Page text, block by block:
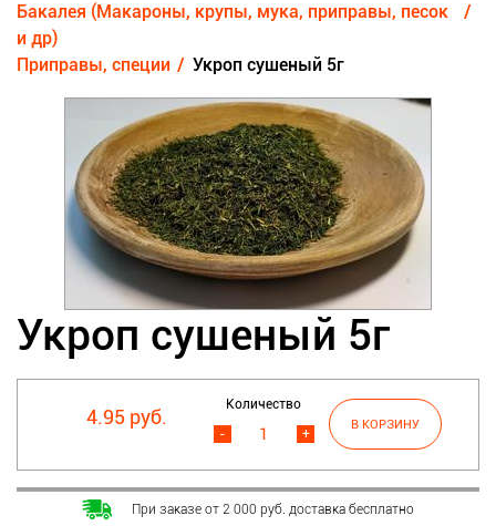
Бакалея (Макароны, крупы, мука, приправы, песок
и др)
Приправы, специи
Укроп сушеный 5г
Укроп сушеный 5г
4.95 руб.
Количество
+
-
При заказе от 2 000 руб. доставка бесплатно